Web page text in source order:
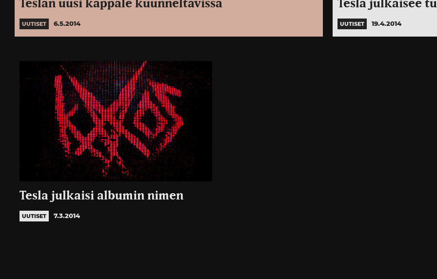
Teslan uusi kappale kuunneltavissa
UUTISET 6.5.2014
Tesla julkaisee
UUTISET 19.4.2014
Tesla julkaisi albumin nimen
UUTISET 7.3.2014